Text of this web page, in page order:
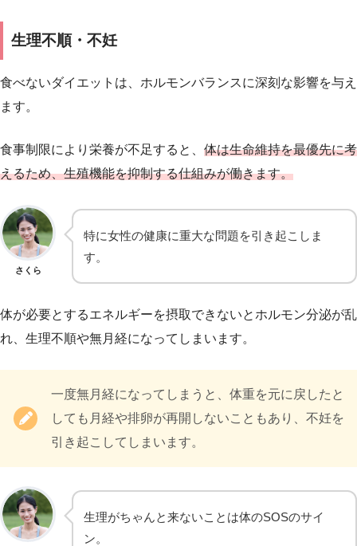
生理不順・不妊
食べないダイエットは、ホルモンバランスに深刻な影響を与え
ます。
食事制限により栄養が不足すると、 体は生命維持を最優先に考
えるため、生殖機能を抑制する仕組みが働きます。
さくら
特に女性の健康に重大な問題を引き起こしま
す。
体が必要とするエネルギーを摂取できないとホルモン分泌が乱
れ、生理不順や無月経になってしまいます。
一度無月経になってしまうと、体重を元に戻したと
しても月経や排卵が再開しないこともあり、不妊を
引き起こしてしまいます。
生理がちゃんと来ないことは体のSOSのサイ
ン。